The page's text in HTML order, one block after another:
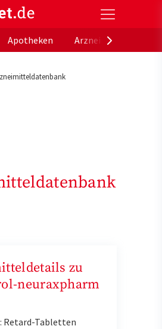
offizielle Gesundheitsportal der
Apotheken
zu
neuraxpharm
Retard-Tabletten